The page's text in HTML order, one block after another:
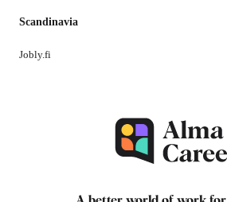
Scandinavia
Jobly.fi